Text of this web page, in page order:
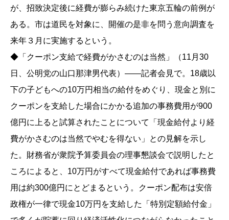
が、招致決定後に経費が膨らみ続けた東京五輪の前例が
ある。市は道民を対象に、開催の是非を問う意向調査を
来年３月に実施するという。
◆「クーポン支給で経費がかさむのは当然」（11月30
日、公明党の山口那津男代表）――記者会見で。18歳以
下の子どもへの10万円相当の給付をめぐり、現金と別に
クーポンを支給した場合にかかる追加の事務費用が900
億円に上ると試算されたことについて「現金給付より経
費がかさむのは当然でやむを得ない」との見解を示し
た。財務省が衆院予算委員会の理事懇談会で説明したと
ころによると、10万円がすべて現金給付であれば事務費
用は約300億円にとどまるという。クーポン配布は安倍
政権が一律で現金10万円を支給した「特別定額給付金」